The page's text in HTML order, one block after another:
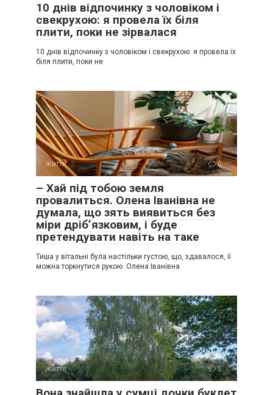
10 днів відпочинку з чоловіком і
свекрухою: я провела їх біля
плити, поки не зірвалася
10 днів відпочинку з чоловіком і свекрухою: я провела їх
біля плити, поки не
Життя 0
– Хай під тобою земля
провалиться. Олена Іванівна не
думала, що зять виявиться без
міри дріб’язковим, і буде
претендувати навіть на таке
Тиша у вітальні була настільки густою, що, здавалося, її
можна торкнутися рукою. Олена Іванівна
Життя 0